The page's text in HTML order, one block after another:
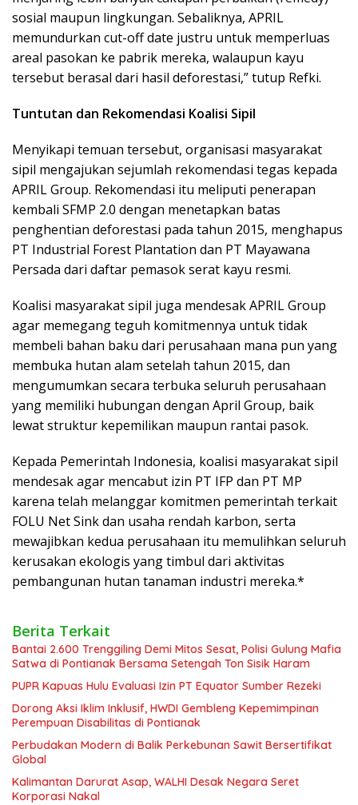
sosial maupun lingkungan. Sebaliknya, APRIL
memundurkan cut-off date justru untuk memperluas
areal pasokan ke pabrik mereka, walaupun kayu
tersebut berasal dari hasil deforestasi,” tutup Refki.
Tuntutan dan Rekomendasi Koalisi Sipil
Menyikapi temuan tersebut, organisasi masyarakat
sipil mengajukan sejumlah rekomendasi tegas kepada
APRIL Group. Rekomendasi itu meliputi penerapan
kembali SFMP 2.0 dengan menetapkan batas
penghentian deforestasi pada tahun 2015, menghapus
PT Industrial Forest Plantation dan PT Mayawana
Persada dari daftar pemasok serat kayu resmi.
Koalisi masyarakat sipil juga mendesak APRIL Group
agar memegang teguh komitmennya untuk tidak
membeli bahan baku dari perusahaan mana pun yang
membuka hutan alam setelah tahun 2015, dan
mengumumkan secara terbuka seluruh perusahaan
yang memiliki hubungan dengan April Group, baik
lewat struktur kepemilikan maupun rantai pasok.
Kepada Pemerintah Indonesia, koalisi masyarakat sipil
mendesak agar mencabut izin PT IFP dan PT MP
karena telah melanggar komitmen pemerintah terkait
FOLU Net Sink dan usaha rendah karbon, serta
mewajibkan kedua perusahaan itu memulihkan seluruh
kerusakan ekologis yang timbul dari aktivitas
pembangunan hutan tanaman industri mereka.*
Berita Terkait
Bantai 2.600 Trenggiling Demi Mitos Sesat, Polisi Gulung Mafia
Satwa di Pontianak Bersama Setengah Ton Sisik Haram
PUPR Kapuas Hulu Evaluasi Izin PT Equator Sumber Rezeki
Dorong Aksi Iklim Inklusif, HWDI Gembleng Kepemimpinan
Perempuan Disabilitas di Pontianak
Perbudakan Modern di Balik Perkebunan Sawit Bersertifikat
Global
Kalimantan Darurat Asap, WALHI Desak Negara Seret
Korporasi Nakal